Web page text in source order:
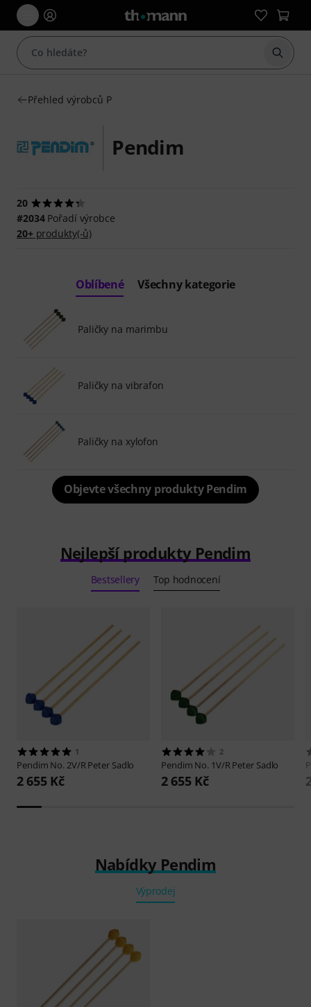
Začít
Přehled výrobců P
Pendim
20
#2034Pořadí výrobce
20+produkty(-ů)
Oblíbené Všechny kategorie
Paličky na marimbu
Paličky na vibrafon
Paličky na xylofon
Objevte všechny produkty Pendim
Nejlepší produkty Pendim
Bestsellery Top hodnocení
1
Pendim No. 2V/R Peter Sadlo
2 655 Kč
2
Pendim No. 1V/R Peter Sadlo
2 655 Kč
Nabídky Pendim
Výprodej